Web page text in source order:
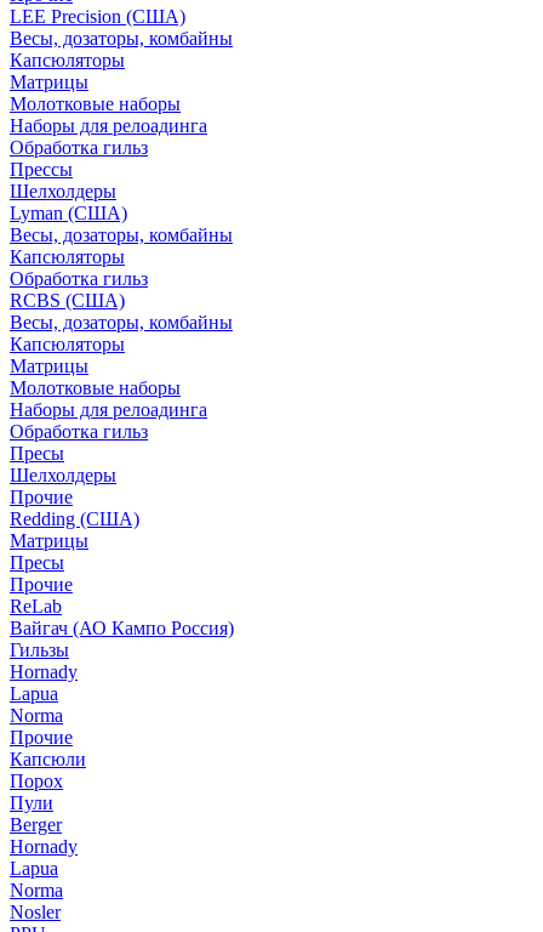
LEE Precision (США)
Весы, дозаторы, комбайны
Капсюляторы
Матрицы
Молотковые наборы
Наборы для релоадинга
Обработка гильз
Преcсы
Шелхолдеры
Lyman (США)
Весы, дозаторы, комбайны
Капсюляторы
Обработка гильз
RCBS (США)
Весы, дозаторы, комбайны
Капсюляторы
Матрицы
Молотковые наборы
Наборы для релоадинга
Обработка гильз
Пресы
Шелхолдеры
Прочие
Redding (США)
Матрицы
Пресы
Прочие
ReLab
Вайгач (АО Кампо Россия)
Гильзы
Hornady
Lapua
Norma
Прочие
Капсюли
Порох
Пули
Berger
Hornady
Lapua
Norma
Nosler